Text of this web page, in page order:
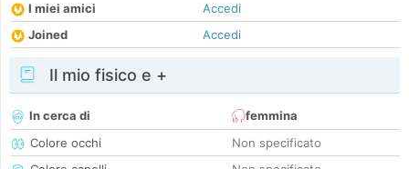
I miei amici
Accedi
Joined
Accedi
Il mio fisico e +
In cerca di
femmina
Colore occhi
Non specificato